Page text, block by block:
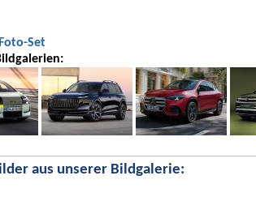
Set
aus unserer Bildgalerie: